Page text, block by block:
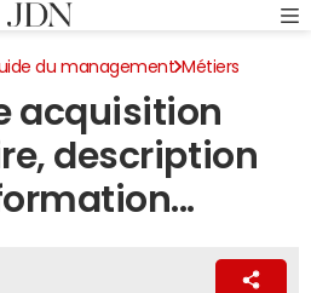
du management Métiers
acquisition
description